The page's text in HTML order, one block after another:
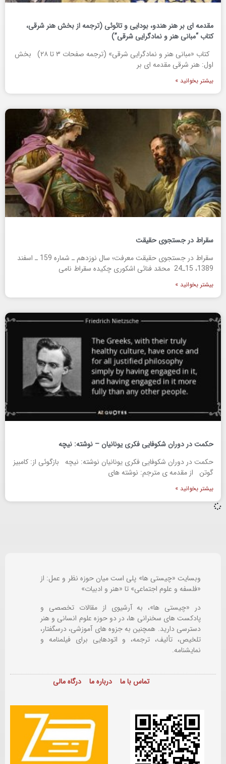
مقدمه ای بر هنر هندو، بودایی و تائوئی (ترجمه از بخش هنر شرقی،
کتاب “مبانی هنر و نمادگرایی شرقی”)
کتاب «مبانی هنر و نمادگرایی شرقی» (ترجمه صفحات ۳ تا ۲۸) بخش
اول: هنر شرقی مقدمه ای بر
بیشتر بخوانید »
سقراط در جست‏جوى حقيقت
سقراط در جست‏جوى حقيقت معرفت؛ سال نوزدهم ـ شماره 159 ـ اسفند
1389، 15ـ24 محمّد فنائى‏ اشكورى چكيده سقراط نامى
بیشتر بخوانید »
حکمت در دوران شکوفایی فکری یونانیان – نوشته: نیچه
حکمت در دوران شکوفایی فکری یونانیان نوشته: نیچه بازگوئی از: کامبیز
گوتن از مقدمه ی مترجم: نوشته های
بیشتر بخوانید »
وبسایت «چیستی ها» پلی است میان حوزه نظر و عمل: از
«فلسفه و علوم اجتماعی» تا «هنر و ادبیات»
در «چیستی ها»، به آرشیوی از مقالات تخصصی و
پادکست های سخنرانی ها، در دو حوزه علوم انسانی و هنر
دسترسی دارید. همچنین به جزوه های آموزشی، درسگفتار،
تلخیص، تألیف، ترجمه، و اتودهایی برایفیلمنامه و
نمایشنامه.
تماس با ما درباره ما درگاه مالی